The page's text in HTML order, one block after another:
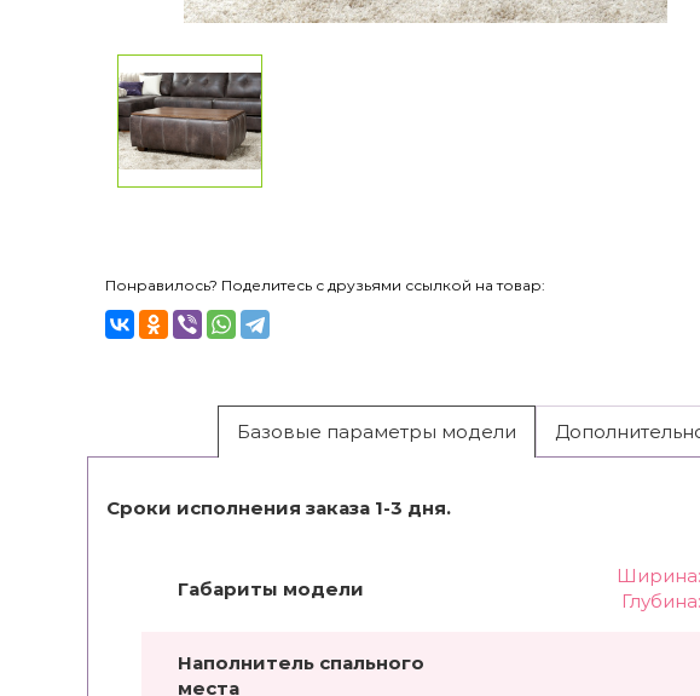
Понравилось? Поделитесь с друзьями ссылкой на товар:
Базовые параметры модели
Сроки исполнения заказа 1-3 дня.
Габариты модели
Наполнитель спального
места